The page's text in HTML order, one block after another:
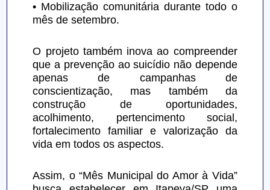
• Mobilização comunitária durante todo o
mês de setembro.
O projeto também inova ao compreender
que a prevenção ao suicídio não depende
apenas de campanhas de
conscientização, mas também da
construção de oportunidades,
acolhimento, pertencimento social,
fortalecimento familiar e valorização da
vida em todos os aspectos.
Assim, o “Mês Municipal do Amor à Vida”